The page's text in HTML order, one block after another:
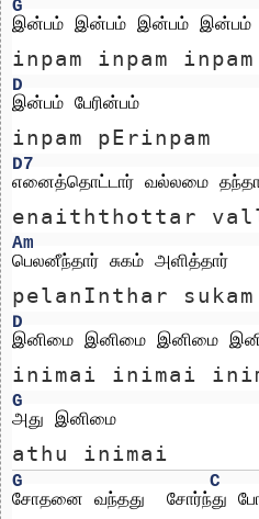
G
இன்பம் இன்பம் இன்பம் இன்பம்
inpam inpam
D
இன்பம் பேரின்பம்
inpam pErinpam
D7
எனைத்தொட்டார் வல்லமை
enaiththottar
Am
பெலனீந்தார் சுகம் அளித்தார்
pelanInthar
D
இனிமை இனிமை இனிமை
inimai inimai
G
அது இனிமை
athu inimai
G
C
சோதனை வந்தது  சோர்ந்து